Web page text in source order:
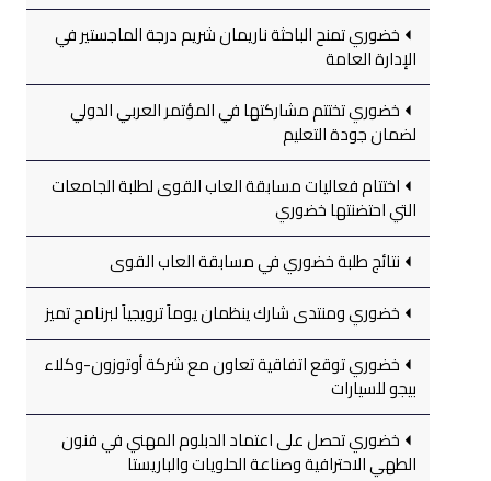
خضوري تمنح الباحثة ناريمان شريم درجة الماجستير في
الإدارة العامة
خضوري تختتم مشاركتها في المؤتمر العربي الدولي
لضمان جودة التعليم
اختتام فعاليات مسابقة العاب القوى لطلبة الجامعات
التي احتضنتها خضوري
نتائج طلبة خضوري في مسابقة العاب القوى
خضوري ومنتدى شارك ينظمان يوماً ترويجياً لبرنامج تميز
خضوري توقع اتفاقية تعاون مع شركة أوتوزون-وكلاء
بيجو للسيارات
خضوري تحصل على اعتماد الدبلوم المهني في فنون
الطهي الاحترافية وصناعة الحلويات والباريستا